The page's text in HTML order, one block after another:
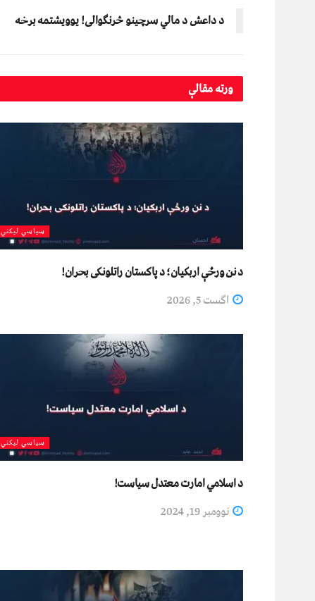
د داعش د مالي سرچینو څرنګوالی! یوویشتمه برخه
ورتهمقالې
سیاسي لیکني
د نن ورځې اربکیان؛ د پاکستان راتلونکی بحران!
اگست 5, 2026
سیاسي لیکني
د اسلامي امارت معتدل سياست!
نوومبر 19, 2024